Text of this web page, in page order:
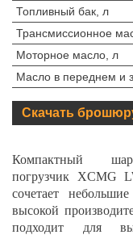
Топливный бак, л
Трансмиссионное
Моторное масло, л
Масло в переднем и
Скачать
Компактный
погрузчик XCMG
сочетает
высокой
подходит для